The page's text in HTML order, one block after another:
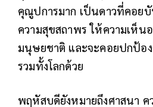
คุณูปการมาก เป็นดาวที่คอย
ความสุขสถาพร ให้ความเห็น
มนุษยชาติ และจะคอยปกป้อ
รวมทั้งโลกด้วย
พฤหัสบดียังหมายถึงศาสนา ค